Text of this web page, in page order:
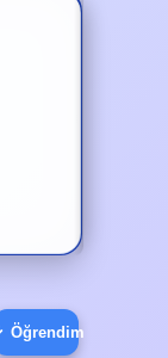
Öğrendim